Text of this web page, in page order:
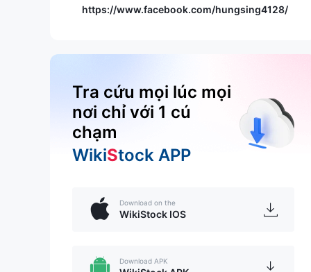
https://www.facebook.com/hungsing4128/
Tra cứu mọi lúc mọi
nơi chỉ với 1 cú
chạm
WikiStock APP
Download on the
WikiStock IOS
Download APK